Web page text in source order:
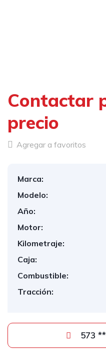
Contactar
precio
Agregar a favoritos
Marca:
Modelo:
Año:
Motor:
Kilometraje:
Caja:
Combustible:
Tracción: